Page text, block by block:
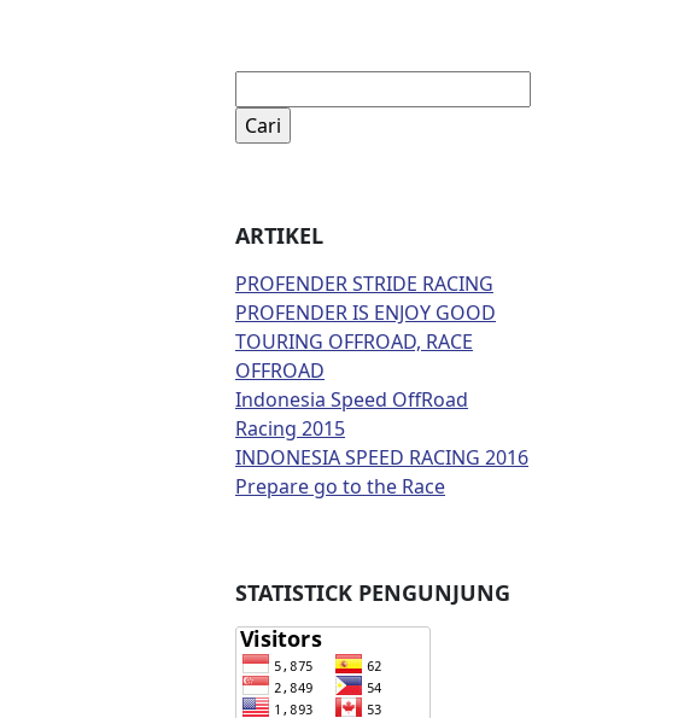
untuk:
ARTIKEL
PROFENDER STRIDE RACING
PROFENDER IS ENJOY GOOD
TOURING OFFROAD, RACE
OFFROAD
Indonesia Speed OffRoad
Racing 2015
INDONESIA SPEED RACING 2016
Prepare go to the Race
STATISTICK PENGUNJUNG